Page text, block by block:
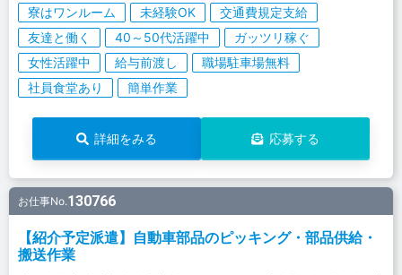
寮はワンルーム 未経験OK
交通費規定支給
友達と働く
40～50代活躍中
ガッツリ稼ぐ
女性活躍中
給与前渡し
職場駐車場無料
社員食堂あり
簡単作業
詳細をみる 応募する
お仕事No.130766
【紹介予定派遣】自動車部品のピッキング・部品供給・
搬送作業